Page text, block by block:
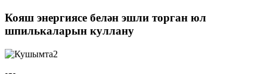
Кояш энергиясе белән эшли торган юл
шпилькаларын куллану